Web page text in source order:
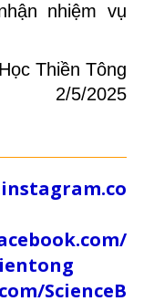
nhiệm vụ
Thiền Tông
2/5/2025
ScienceB